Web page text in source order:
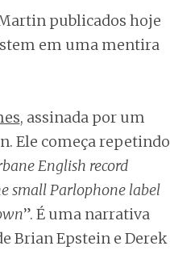
publicados hoje
em uma mentira
, assinada por um
Ele começa repetindo
English record
small Parlophone label
”. É uma narrativa
Brian Epstein e Derek